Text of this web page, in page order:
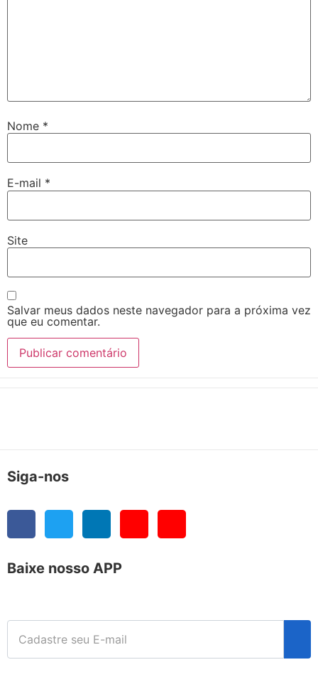
Nome *
E-mail *
Site
Salvar meus dados neste navegador para a próxima vez
que eu comentar.
Siga-nos
Baixe nosso APP